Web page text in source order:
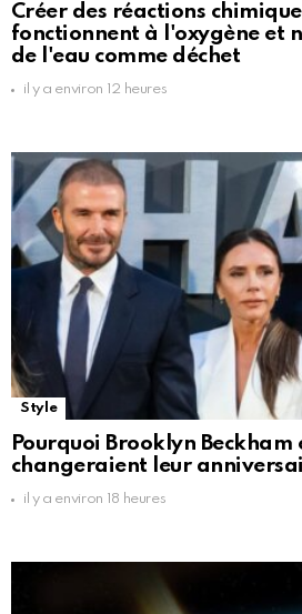
Créer des réactions
fonctionnent à l'oxygène et
de l'eau comme déchet
il y a environ 12 heures
Style
Pourquoi Brooklyn Beckham
changeraient leur
il y a environ 18 heures